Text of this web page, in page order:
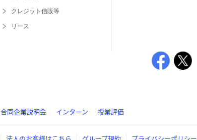
クレジット信販等
リース
合同企業説明会 インターン 授業評価